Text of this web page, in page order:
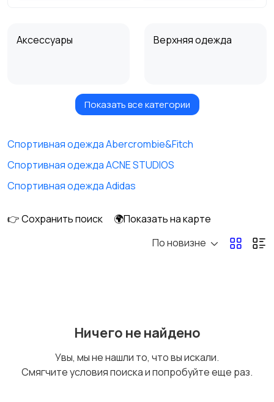
Аксессуары Верхняя одежда
Головные уборы Домашняя одежда
Комбинезоны
Пиджаки и костюмы
Показать все категории
Спортивная одежда Abercrombie&Fitch
Спортивная одежда ACNE STUDIOS
Спортивная одежда Adidas
👉 Сохранить поиск
🌍Показать на карте
По новизне
Ничего не найдено
Увы, мы не нашли то, что вы искали.
Смягчите условия поиска и попробуйте еще раз.